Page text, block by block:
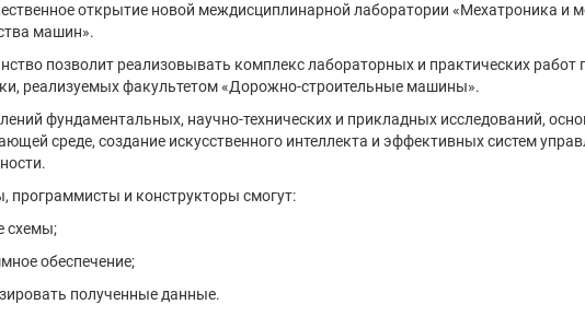
открытие новой междисциплинарной лаборатории «Мехатроника и
машин».
позволит реализовывать комплекс лабораторных и практических
реализуемых факультетом «Дорожно-строительные машины».
фундаментальных, научно-технических и прикладных исследований,
среде, создание искусственного интеллекта и эффективных систем
программисты и конструкторы смогут:
схемы;
обеспечение;
полученные данные.